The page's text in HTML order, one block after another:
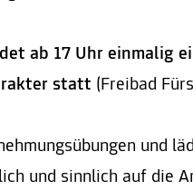
ab 17 Uhr einmalig
statt (Freibad
und
und sinnlich auf die